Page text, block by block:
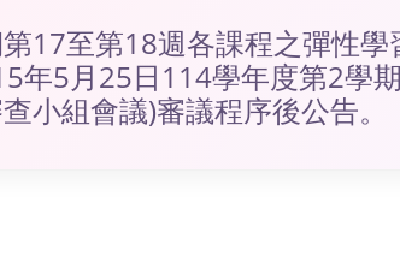
17至第18週各課程之彈性
年5月25日114學年度第2學
小組會議)審議程序後公告。